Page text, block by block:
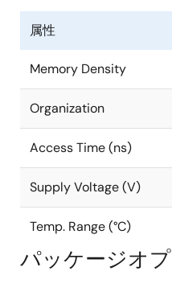
属性
Memory Density
Organization
Access Time (ns)
Supply Voltage (V)
Temp. Range (°C)
パッケージオ